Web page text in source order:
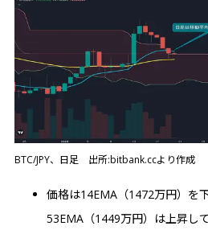
BTC/JPY、日足 出所:bitbank.ccより作成
価格は14EMA（1472万円）を
53EMA（1449万円）は上昇し